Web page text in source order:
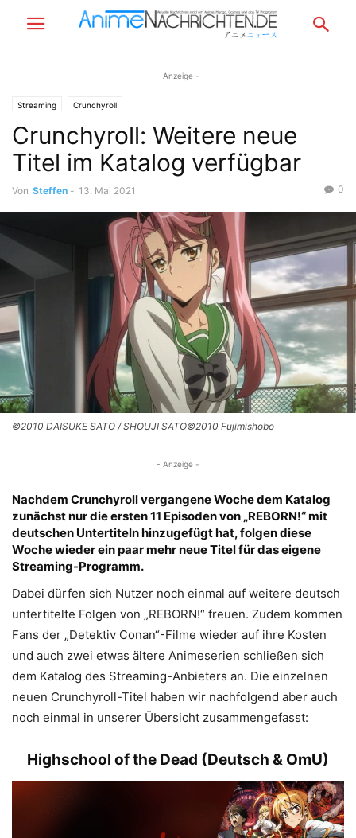
- Anzeige -
Streaming Crunchyroll
Crunchyroll: Weitere neue
Titel im Katalog verfügbar
Von Steffen - 13. Mai 2021 0
©2010 DAISUKE SATO / SHOUJI SATO©2010 Fujimishobo
- Anzeige -
Nachdem Crunchyroll vergangene Woche dem Katalog
zunächst nur die ersten 11 Episoden von „REBORN!“ mit
deutschen Untertiteln hinzugefügt hat, folgen diese
Woche wieder ein paar mehr neue Titel für das eigene
Streaming-Programm.
Dabei dürfen sich Nutzer noch einmal auf weitere deutsch
untertitelte Folgen von „REBORN!“ freuen. Zudem kommen
Fans der „Detektiv Conan“-Filme wieder auf ihre Kosten
und auch zwei etwas ältere Animeserien schließen sich
dem Katalog des Streaming-Anbieters an. Die einzelnen
neuen Crunchyroll-Titel haben wir nachfolgend aber auch
noch einmal in unserer Übersicht zusammengefasst:
Highschool of the Dead (Deutsch & OmU)